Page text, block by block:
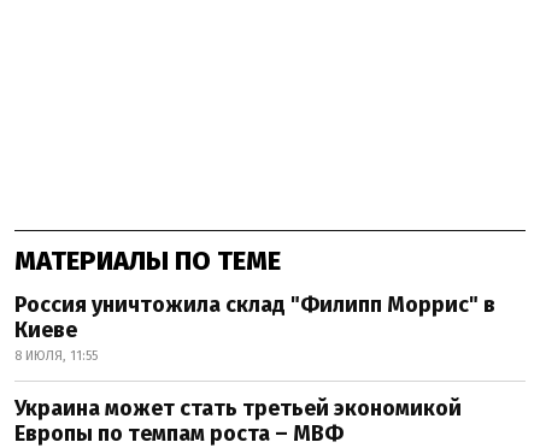
МАТЕРИАЛЫ ПО ТЕМЕ
Россия уничтожила склад "Филипп Моррис" в
Киеве
8 ИЮЛЯ, 11:55
Украина может стать третьей экономикой
Европы по темпам роста – МВФ